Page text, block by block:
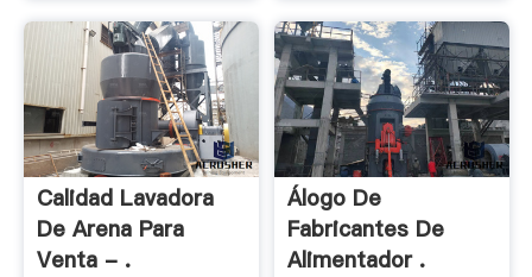
Calidad Lavadora
De Arena Para
Venta - .
Álogo De
Fabricantes De
Alimentador .